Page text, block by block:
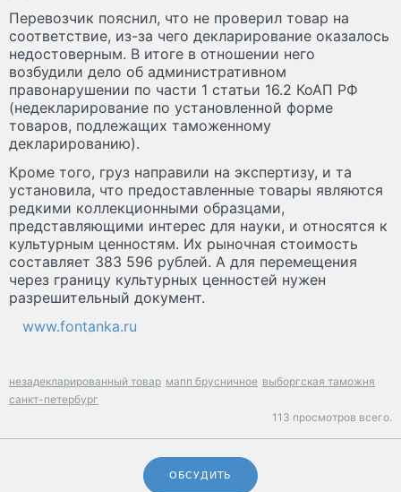
Перевозчик пояснил, что не проверил товар на
соответствие, из-за чего декларирование оказалось
недостоверным. В итоге в отношении него
возбудили дело об административном
правонарушении по части 1 статьи 16.2 КоАП РФ
(недекларирование по установленной форме
товаров, подлежащих таможенному
декларированию).
Кроме того, груз направили на экспертизу, и та
установила, что предоставленные товары являются
редкими коллекционными образцами,
представляющими интерес для науки, и относятся к
культурным ценностям. Их рыночная стоимость
составляет 383 596 рублей. А для перемещения
через границу культурных ценностей нужен
разрешительный документ.
www.fontanka.ru
незадекларированный товар мапп брусничное выборгская таможня
санкт-петербург
113 просмотров всего.
ОБСУДИТЬ